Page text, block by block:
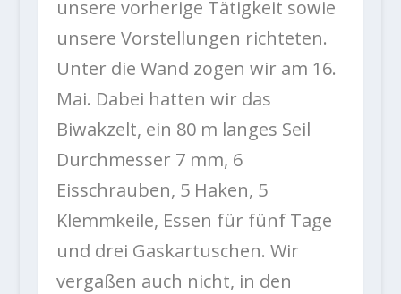
unsere vorherige Tätigkeit sowie
unsere Vorstellungen richteten.
Unter die Wand zogen wir am 16.
Mai. Dabei hatten wir das
Biwakzelt, ein 80 m langes Seil
Durchmesser 7 mm, 6
Eisschrauben, 5 Haken, 5
Klemmkeile, Essen für fünf Tage
und drei Gaskartuschen. Wir
vergaßen auch nicht, in den